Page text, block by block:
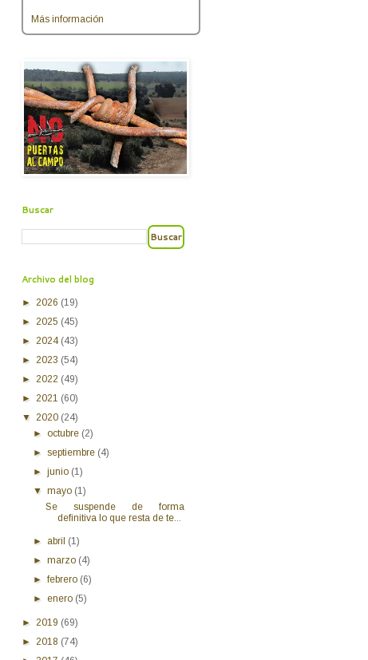
Más información
Buscar
Archivo del blog
► 2026 (19)
► 2025 (45)
► 2024 (43)
► 2023 (54)
► 2022 (49)
► 2021 (60)
▼ 2020 (24)
►octubre (2)
►septiembre (4)
►junio (1)
▼mayo (1)
Se suspende de forma
definitiva lo que resta de te...
► abril (1)
►marzo (4)
►febrero (6)
►enero (5)
► 2019 (69)
► 2018 (74)